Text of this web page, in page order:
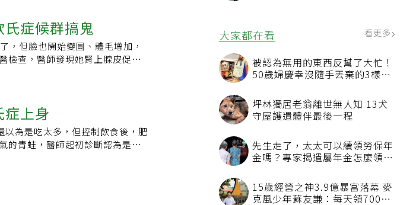
大家都在看 看更多
被認為無用的東西反幫了大忙！
50歲婦慶幸沒隨手丟棄的3樣物
坪林獨居老翁離世無人知 13犬
守屋護遺體伴最後一程
先生走了，太太可以續領勞保年
金嗎？專家揭遺屬年金怎麼領，
15歲經營之神3.9億暴富落幕 麥
克風少年蘇友謙：每天領700元
頻率高。▸變得貪吃。▸體重增
頸處隆起肉團。▸身體兩側有對稱
感染。▸肌肉萎縮無力。▸容易喘
狀腺功能低下等共病。蔡志鴻醫
患犬體型肥胖，容易合併高血
食用專業營養配方狗食，平日
配合運動，幫狗狗健康瘦身。★
★關心健康生活大小事，點此進入
難和其他疾病做區分，或因非典
醫師許竣凱指出，庫欣氏症大
，誤用含類固醇的止痛劑或不
能異常等，常見於20至60歲，
典型症狀有失眠、高血壓、體重
醇的依賴，6個月內體重下降到
，回到原本喜愛的烹飪工作。許
加、臉變圓、後頸變厚等症狀，
盲目瘦身。尤其高血壓患者，若
症候群搞鬼
，但臉也開始變圓、體毛增加，
檢查，醫師發現她腎上腺皮促素
腎上腺分泌「腎上腺皮醇」。
維持血壓及心血管功能，減緩
腺皮醇會大量分泌，幫身體應
續性增加，就會引發內分泌或荷
能是腦下垂體瘤或其他腫瘤刺
上身
為是吃太多，但控制飲食後，肥
的青蛙，醫師起初診斷認為是糖